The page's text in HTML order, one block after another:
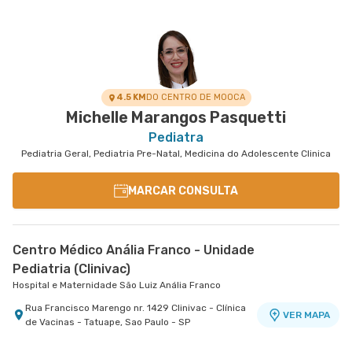
4.5 KMDO CENTRO DE MOOCA
Michelle Marangos Pasquetti
Pediatra
Pediatria Geral, Pediatria Pre-Natal, Medicina do Adolescente Clinica
MARCAR CONSULTA
Centro Médico Anália Franco - Unidade
Pediatria (Clinivac)
Hospital e Maternidade São Luiz Anália Franco
Rua Francisco Marengo nr. 1429 Clinivac - Clínica
de Vacinas - Tatuape, Sao Paulo - SP
VER MAPA